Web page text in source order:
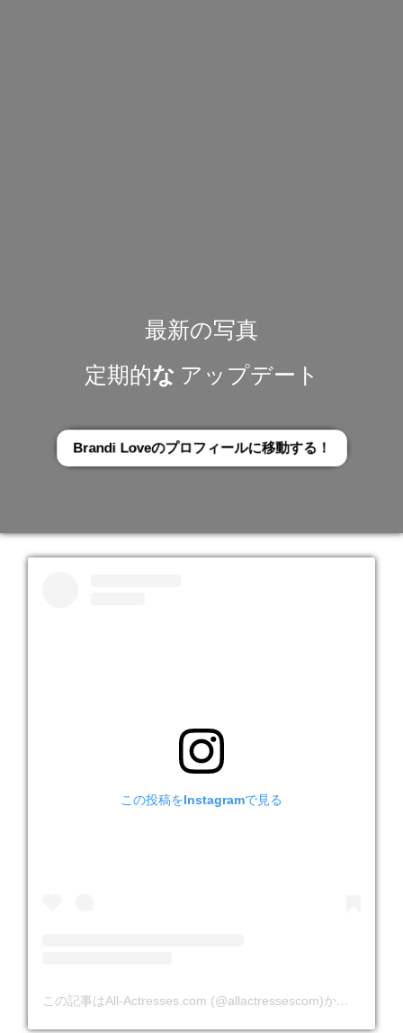
最新の写真
定期的な アップデート
Brandi Loveのプロフィールに移動する！
この投稿をInstagramで見る
この記事はAll-Actresses.com (@allactressescom)から転載されました。